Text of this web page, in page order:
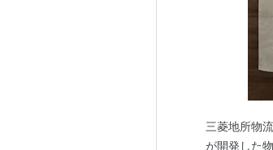
三菱地所物
が開発した